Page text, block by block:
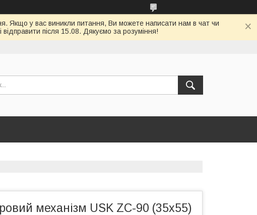
Якщо у вас виникли питання, Ви можете написати нам в чат чи
після 15.08. Дякуємо за розуміння!
механізм USK ZC-90 (35x55)